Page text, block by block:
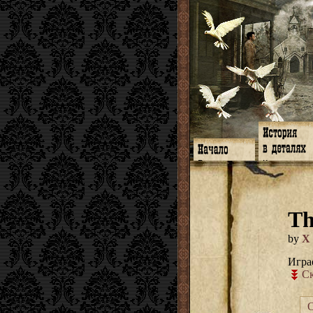
Главная
Программа
Форум
Facebook
Гостевая
Книги
Галереи
Музыка
Видео
Субтитры
Заметки
Мысли
Откровение
by X